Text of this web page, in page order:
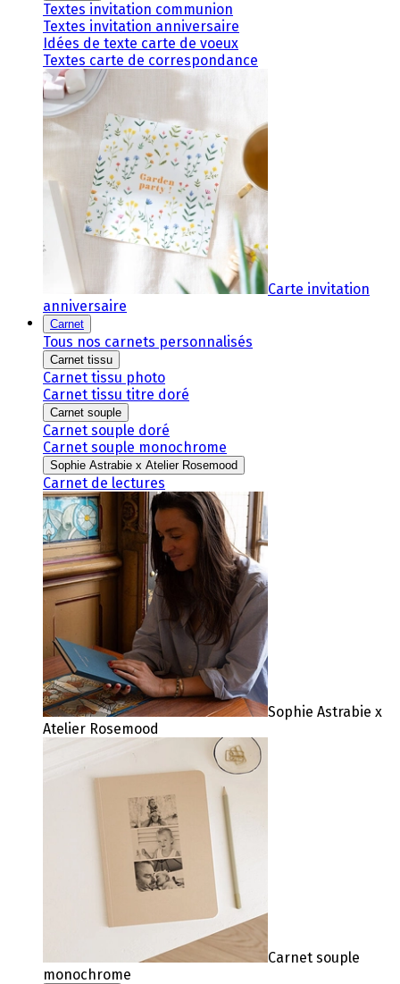
Textes invitation communion
Textes invitation anniversaire
Idées de texte carte de voeux
Textes carte de correspondance
Carte invitation
anniversaire
Carnet
Tous nos carnets personnalisés
Carnet tissu
Carnet tissu photo
Carnet tissu titre doré
Carnet souple
Carnet souple doré
Carnet souple monochrome
Sophie Astrabie x Atelier Rosemood
Carnet de lectures
Sophie Astrabie x
Atelier Rosemood
Carnet souple
monochrome